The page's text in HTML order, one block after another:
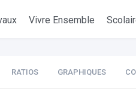
Vivre Ensemble
RATIOS GRAPHIQUES